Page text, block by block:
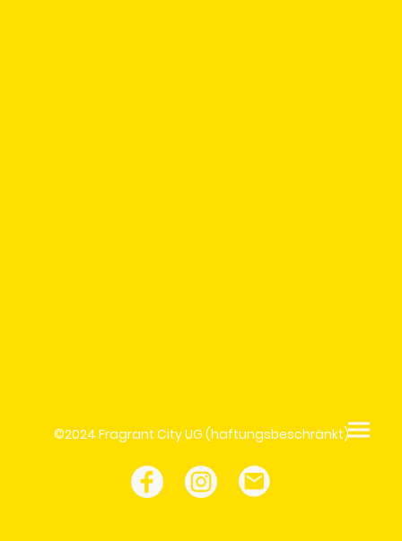
©2024 Fragrant City UG (haftungsbeschränkt)